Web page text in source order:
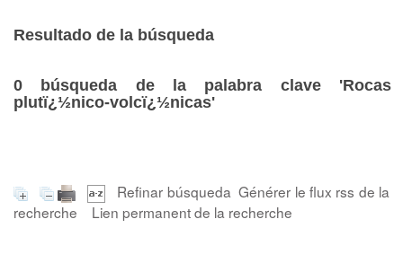
Resultado de la búsqueda
0 búsqueda de la palabra clave 'Rocas
plutï¿½nico-volcï¿½nicas'
Refinar búsqueda Générer le flux rss de la
recherche
Lien permanent de la recherche